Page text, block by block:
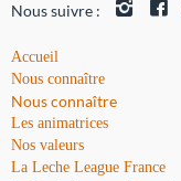
Nous suivre :
Accueil
Nous connaître
Nous connaître
Les animatrices
Nos valeurs
La Leche League France